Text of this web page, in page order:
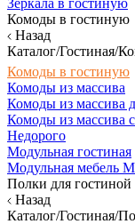
Зеркала в гостиную
Комоды в гостиную
Назад
Каталог/Гостиная/
Комоды в гостиную
Комоды из массива
Комоды из массива
Комоды из массива
Недорого
Модульная гостиная
Модульная мебель
Полки для гостиной
Назад
Каталог/Гостиная/